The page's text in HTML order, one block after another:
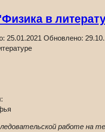
в
25.01.2021 Обновлено:
работе на